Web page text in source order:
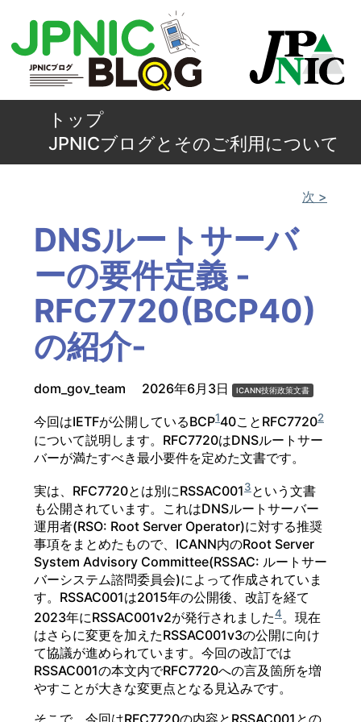
トップ
JPNICブログとそのご利用について
次 >
DNSルートサーバ
ーの要件定義 -
RFC7720(BCP40)
の紹介-
dom_gov_team 2026年6月3日 ICANN技術政策文書
今回はIETFが公開しているBCP140ことRFC77202
について説明します。RFC7720はDNSルートサー
バーが満たすべき最小要件を定めた文書です。
実は、RFC7720とは別にRSSAC0013という文書
も公開されています。これはDNSルートサーバー
運用者(RSO: Root Server Operator)に対する推奨
事項をまとめたもので、ICANN内のRoot Server
System Advisory Committee(RSSAC: ルートサー
バーシステム諮問委員会)によって作成されていま
す。RSSAC001は2015年の公開後、改訂を経て
2023年にRSSAC001v2が発行されました4。現在
はさらに変更を加えたRSSAC001v3の公開に向け
て協議が進められています。今回の改訂では
RSSAC001の本文内でRFC7720への言及箇所を増
やすことが大きな変更点となる見込みです。